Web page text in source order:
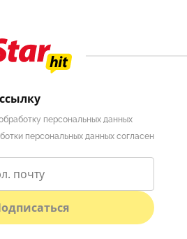
персональных данных
персональных данных согласен